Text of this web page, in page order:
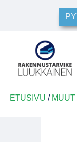
ETUSIVU / MUUT